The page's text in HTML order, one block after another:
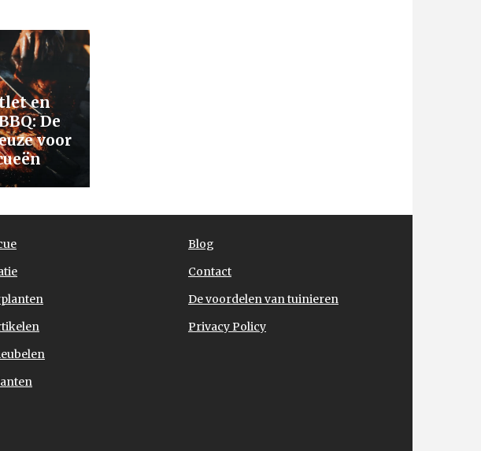
en
De
voor
Blog
Contact
De voordelen van tuinieren
Privacy Policy